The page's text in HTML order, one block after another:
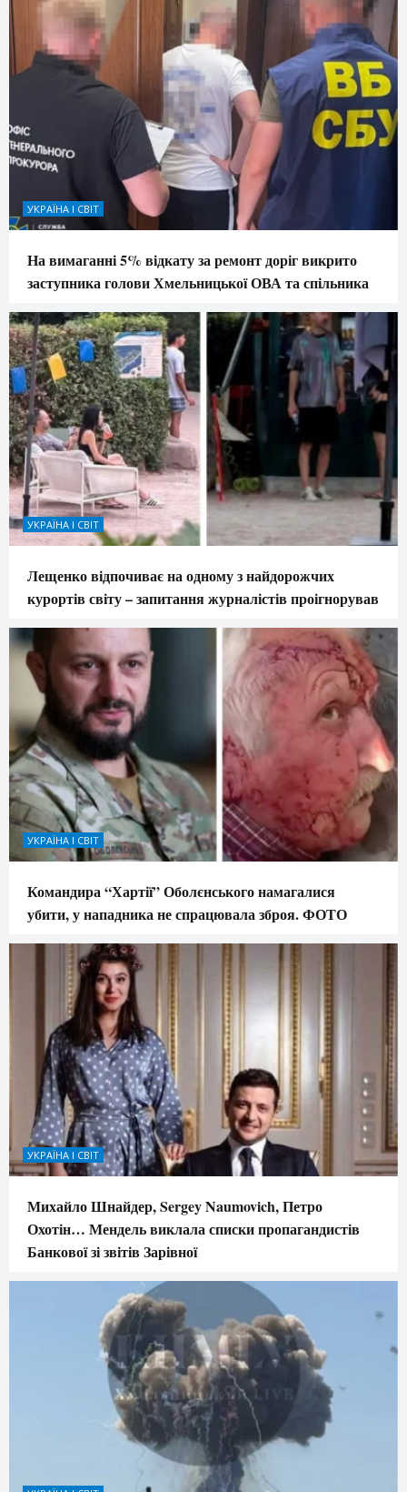
УКРАЇНА І СВІТ
На вимаганні 5% відкату за ремонт доріг викрито
заступника голови Хмельницької ОВА та спільника
УКРАЇНА І СВІТ
Лещенко відпочиває на одному з найдорожчих
курортів світу – запитання журналістів проігнорував
УКРАЇНА І СВІТ
Командира “Хартії” Оболєнського намагалися
убити, у нападника не спрацювала зброя. ФОТО
УКРАЇНА І СВІТ
Михайло Шнайдер, Sergey Naumovich, Петро
Охотін… Мендель виклала списки пропагандистів
Банкової зі звітів Зарівної